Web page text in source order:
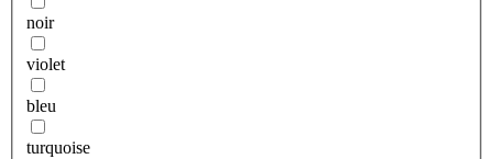
noir
violet
bleu
turquoise